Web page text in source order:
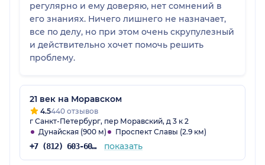
регулярно и ему доверяю, нет сомнений в
его знаниях. Ничего лишнего не назначает,
все по делу, но при этом очень скрупулезный
и действительно хочет помочь решить
проблему.
21 век на Моравском
4.5440 отзывов
г Санкт-Петербург, пер Моравский, д 3 к 2
Дунайская (900 м)
Проспект Славы (2.9 км)
+7 (812) 603-60-42 показать